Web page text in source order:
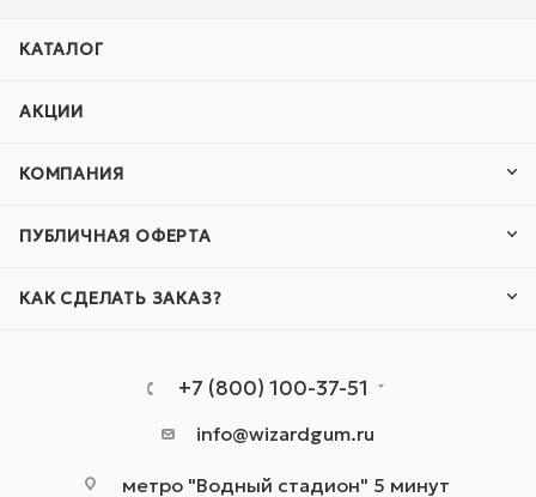
КАТАЛОГ
АКЦИИ
КОМПАНИЯ
ПУБЛИЧНАЯ ОФЕРТА
КАК СДЕЛАТЬ ЗАКАЗ?
+7 (800) 100-37-51
info@wizardgum.ru
метро "Водный стадион" 5 минут